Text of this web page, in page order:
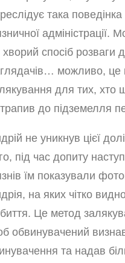
така поведінка
адміністрації.
хворий спосіб розваги
можливо, це
для тих, хто
до підземелля
не уникнув цієї
під час допиту
їм показували
на яких чітко
Це метод
обвинувачений
та надав